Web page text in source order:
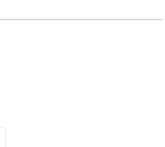
Patrimoine